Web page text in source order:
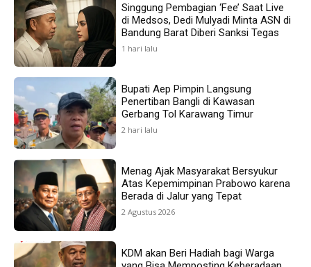
Singgung Pembagian ‘Fee’ Saat Live
di Medsos, Dedi Mulyadi Minta ASN di
Bandung Barat Diberi Sanksi Tegas
1 hari lalu
Bupati Aep Pimpin Langsung
Penertiban Bangli di Kawasan
Gerbang Tol Karawang Timur
2 hari lalu
Menag Ajak Masyarakat Bersyukur
Atas Kepemimpinan Prabowo karena
Berada di Jalur yang Tepat
2 Agustus 2026
KDM akan Beri Hadiah bagi Warga